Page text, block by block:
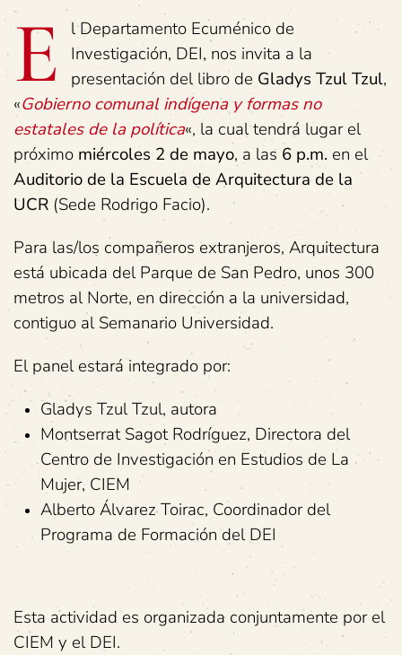
E
l Departamento Ecuménico de
Investigación, DEI, nos invita a la
presentación del libro de Gladys Tzul Tzul,
«Gobierno comunal indígena y formas no
estatales de la política«, la cual tendrá lugar el
próximo miércoles 2 de mayo, a las 6 p.m. en el
Auditorio de la Escuela de Arquitectura de la
UCR (Sede Rodrigo Facio).
Para las/los compañeros extranjeros, Arquitectura
está ubicada del Parque de San Pedro, unos 300
metros al Norte, en dirección a la universidad,
contiguo al Semanario Universidad.
El panel estará integrado por:
Gladys Tzul Tzul, autora
Montserrat Sagot Rodríguez, Directora del
Centro de Investigación en Estudios de La
Mujer, CIEM
Alberto Álvarez Toirac, Coordinador del
Programa de Formación del DEI
Esta actividad es organizada conjuntamente por el
CIEM y el DEI.